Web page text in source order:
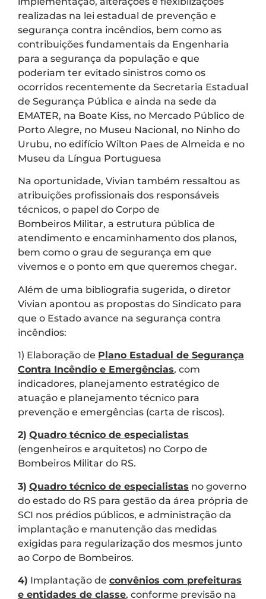
realizadas na lei estadual de prevenção e
segurança contra incêndios, bem como as
contribuições fundamentais da Engenharia
para a segurança da população e que
poderiam ter evitado sinistros como os
ocorridos recentemente da Secretaria Estadual
de Segurança Pública e ainda na sede da
EMATER, na Boate Kiss, no Mercado Público de
Porto Alegre, no Museu Nacional, no Ninho do
Urubu, no edifício Wilton Paes de Almeida e no
Museu da Língua Portuguesa
Na oportunidade, Vivian também ressaltou as
atribuições profissionais dos responsáveis
técnicos, o papel do Corpo de
Bombeiros Militar, a estrutura pública de
atendimento e encaminhamento dos planos,
bem como o grau de segurança em que
vivemos e o ponto em que queremos chegar.
Além de uma bibliografia sugerida, o diretor
Vivian apontou as propostas do Sindicato para
que o Estado avance na segurança contra
incêndios:
1) Elaboração de Plano Estadual de Segurança
Contra Incêndio e Emergências, com
indicadores, planejamento estratégico de
atuação e planejamento técnico para
prevenção e emergências (carta de riscos).
2) Quadro técnico de especialistas
(engenheiros e arquitetos) no Corpo de
Bombeiros Militar do RS.
3) Quadro técnico de especialistas no governo
do estado do RS para gestão da área própria de
SCI nos prédios públicos, e administração da
implantação e manutenção das medidas
exigidas para regularização dos mesmos junto
ao Corpo de Bombeiros.
4) Implantação de convênios com prefeituras
e entidades de classe, conforme previsão na